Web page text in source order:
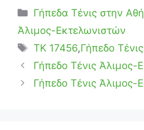
Κατηγορίες
Γήπεδα Τένις στην
Άλιμος-Εκτελωνιστών
Ετικέτες
TK 17456,Γήπεδο Τένις
Γήπεδο Τένις Άλιμος-
Γήπεδο Τένις Άλιμος-